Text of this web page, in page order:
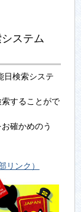
ステム
日検索システ
することがで
確かめのう
リンク）